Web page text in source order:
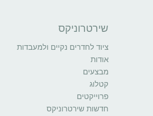
שירטרוניקס
ציוד לחדרים נקיים ולמעבדות
אודות
מבצעים
קטלוג
פרוייקטים
חדשות שירטרוניקס